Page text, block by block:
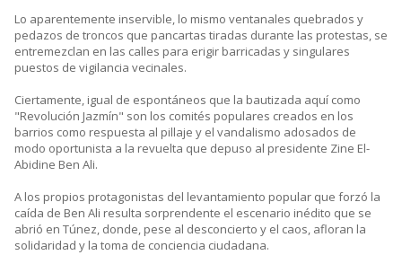
Lo aparentemente inservible, lo mismo ventanales quebrados y
pedazos de troncos que pancartas tiradas durante las protestas, se
entremezclan en las calles para erigir barricadas y singulares
puestos de vigilancia vecinales.
Ciertamente, igual de espontáneos que la bautizada aquí como
"Revolución Jazmín" son los comités populares creados en los
barrios como respuesta al pillaje y el vandalismo adosados de
modo oportunista a la revuelta que depuso al presidente Zine El-
Abidine Ben Ali.
A los propios protagonistas del levantamiento popular que forzó la
caída de Ben Ali resulta sorprendente el escenario inédito que se
abrió en Túnez, donde, pese al desconcierto y el caos, afloran la
solidaridad y la toma de conciencia ciudadana.